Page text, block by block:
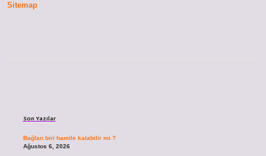
Sitemap
Son Yazılar
Bağlan biri hamile kalabilir mi ?
Ağustos 6, 2026